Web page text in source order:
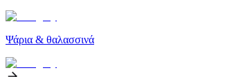
Ψάρια & θαλασσινά